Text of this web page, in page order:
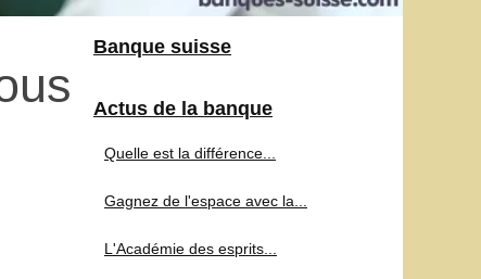
Banque suisse
Actus de la banque
Quelle est la différence...
Gagnez de l'espace avec la...
L'Académie des esprits...